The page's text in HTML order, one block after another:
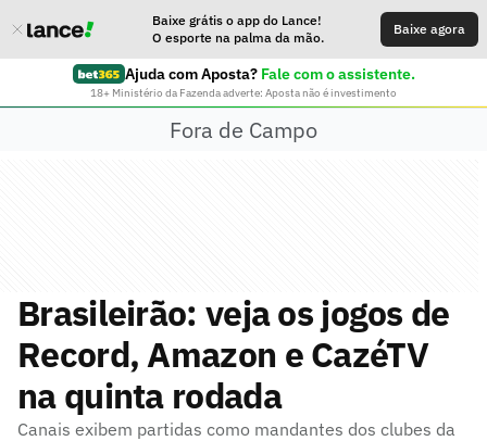
Baixe grátis o app do Lance!
O esporte na palma da mão.
Baixe agora
Ajuda com Aposta? Fale com o assistente.
18+ Ministério da Fazenda adverte: Aposta não é investimento
Fora de Campo
Brasileirão: veja os jogos de
Record, Amazon e CazéTV
na quinta rodada
Canais exibem partidas como mandantes dos clubes da